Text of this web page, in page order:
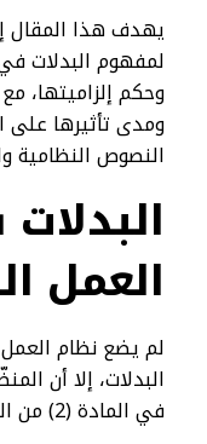
يهدف هذا المقال
لمفهوم البدلات
وحكم إلزاميتها،
ومدى تأثيرها على
النصوص النظامية
العمل
لم يضع نظام
البدلات، إلا أن
في المادة (2) من النظام، حيث نص على أن: